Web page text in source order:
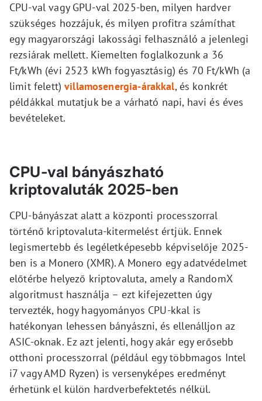
CPU-val vagy GPU-val 2025-ben, milyen hardver
szükséges hozzájuk, és milyen profitra számíthat
egy magyarországi lakossági felhasználó a jelenlegi
rezsiárak mellett. Kiemelten foglalkozunk a 36
Ft/kWh (évi 2523 kWh fogyasztásig) és 70 Ft/kWh (a
limit felett)villamosenergia-árakkal, és konkrét
példákkal mutatjuk be a várható napi, havi és éves
bevételeket.
CPU-val bányászható
kriptovaluták 2025-ben
CPU-bányászat alatt a központi processzorral
történő kriptovaluta-kitermelést értjük. Ennek
legismertebb és legéletképesebb képviselője 2025-
ben is a Monero (XMR). A Monero egy adatvédelmet
előtérbe helyező kriptovaluta, amely a RandomX
algoritmust használja – ezt kifejezetten úgy
tervezték, hogy hagyományos CPU-kkal is
hatékonyan lehessen bányászni, és ellenálljon az
ASIC-oknak. Ez azt jelenti, hogy akár egy erősebb
otthoni processzorral (például egy többmagos Intel
i7 vagy AMD Ryzen) is versenyképes eredményt
érhetünk el külön hardverbefektetés nélkül.